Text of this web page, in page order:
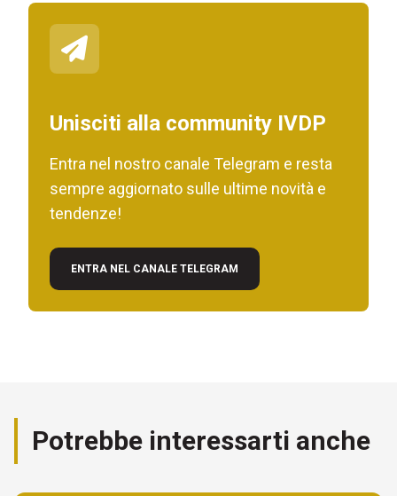
Unisciti alla community IVDP
Entra nel nostro canale Telegram e resta
sempre aggiornato sulle ultime novità e
tendenze!
ENTRA NEL CANALE TELEGRAM
Potrebbe interessarti anche